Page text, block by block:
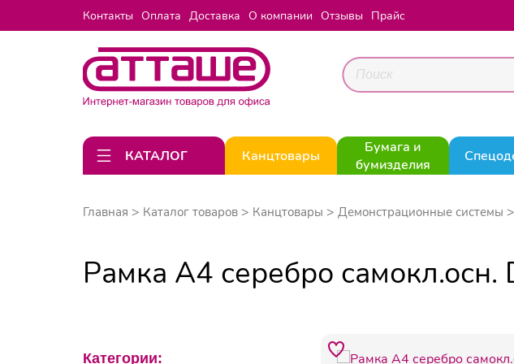
Контакты Оплата Доставка О компании Отзывы Прайс
КАТАЛОГ Канцтовары
Бумага и
бумизделия
Главная Каталог товаров Канцтовары Демонстрационные системы
Категории:
Рамка А4 серебро